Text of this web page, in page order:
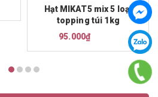
Hạt MIKAT5 mix 5 loại
topping túi 1kg
95.000₫